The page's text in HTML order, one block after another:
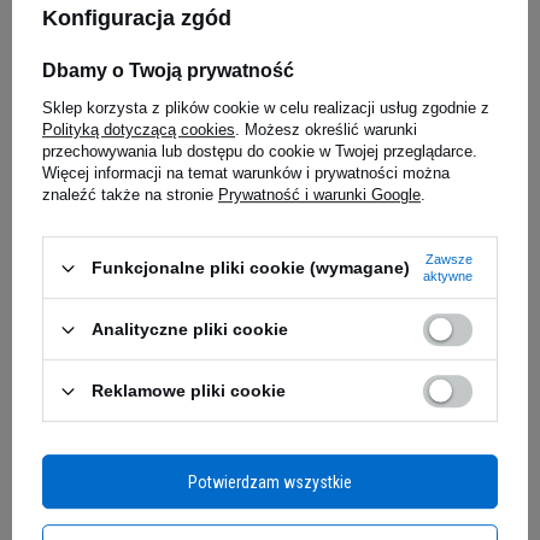
DZIK Energy Zero to rewolucyjny napój
orzeźwiający, który łamie wszelkie zasady
tradycyjnych napojów energetycznych. Bazując na
filozofii "zero kompromisów", producent stworzył
smakowych bez zbędnych dodatków. Zero cukru,
zero kalorii, zero kofeiny i zero barwników - to
napój, który pozwala cieszyć się orzeźwieniem
bez najmniejszych wyrzutów sumienia.
Perfekcyjnie wyważony smak zamknięty w
eleganckiej puszce 330ml jest idealnym
towarzyszem podczas treningu, pracy,
ORZEŹWIENIE, KTÓRE ZMIENI
MP NUTRITION Creatine
Monohydrate 200 Mesh MP -
5.00
20,89 zł
Kup do 20:00 -wysyłka dzisiaj
61,29
Kup do 20:00
Zapytaj o produkt
E-mail
Konfiguracja zgód
Dbamy o Twoją prywatność
Sklep korzysta z plików cookie w celu realizacji usług zgodnie z
Polityką dotyczącą cookies. Możesz określić warunki
przechowywania lub dostępu do cookie w Twojej przeglądarce.
Więcej informacji na temat warunków i prywatności można
znaleźć także na stronie Prywatność i warunki Google.
Funkcjonalne pliki cookie (wymagane)
Zawsze
aktywne
Analityczne pliki cookie
Reklamowe pliki cookie
Potwierdzam wszystkie